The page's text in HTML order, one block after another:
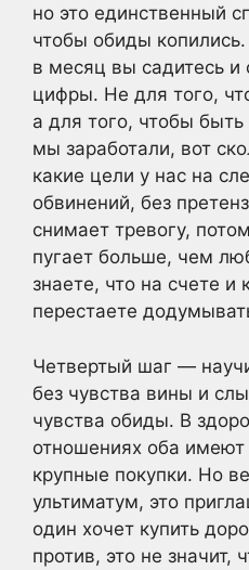
но это единственный
чтобы обиды
в месяц вы садитесь и
цифры. Не для того,
а для того, чтобы быть
мы заработали, вот
какие цели у нас на
обвинений, без
снимает тревогу,
пугает больше, чем
знаете, что на счете и
перестаете
Четвертый шаг —
без чувства вины и
чувства обиды. В
отношениях оба имеют
крупные покупки. Но
ультиматум, это
один хочет купить
против, это не значит,